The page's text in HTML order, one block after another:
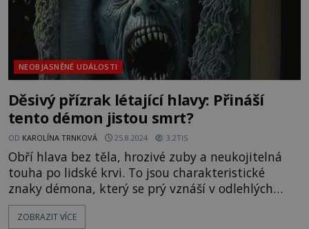
NEOBJASNĚNÉ UDÁLOSTI
Děsivý přízrak létající hlavy: Přináší
tento démon jistou smrt?
OD KAROLÍNA TRNKOVÁ 25.8.2024 3.2TIS
Obří hlava bez těla, hrozivé zuby a neukojitelná
touha po lidské krvi. To jsou charakteristické
znaky démona, který se prý vznáší v odlehlých
končinách celého světa. Domorodce z pralesů
pouhá myšlenka na něj děsí víc než všechny dravé
ZOBRAZIT VÍCE